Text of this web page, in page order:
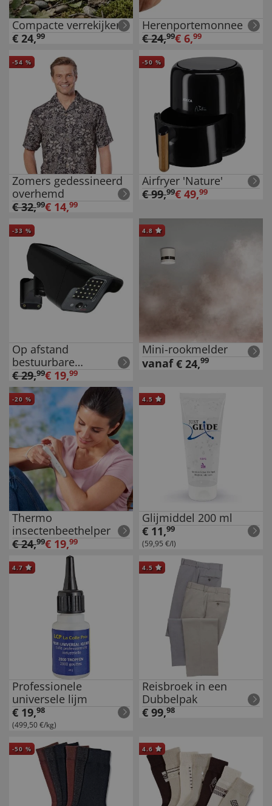
Compacte verrekijker
€ 24,99
Herenportemonnee
€24,99€ 6,99
-54 %
Zomers gedessineerd
overhemd
€32,99€ 14,99
-50 %
Airfryer 'Nature'
€99,99€ 49,99
-33 %
Op afstand
bestuurbare
cameradummy op
zonne-energie
€29,99€ 19,99
4.8
Mini-rookmelder
vanaf € 24,99
-20 %
Thermo
insectenbeethelper
€24,99€ 19,99
4.5
Glijmiddel 200 ml
€ 11,99
(59,95 €/l)
4.7
Professionele
universele lijm
€ 19,98
(499,50 €/kg)
4.5
Reisbroek in een
Dubbelpak
€ 99,98
-50 % 4.6